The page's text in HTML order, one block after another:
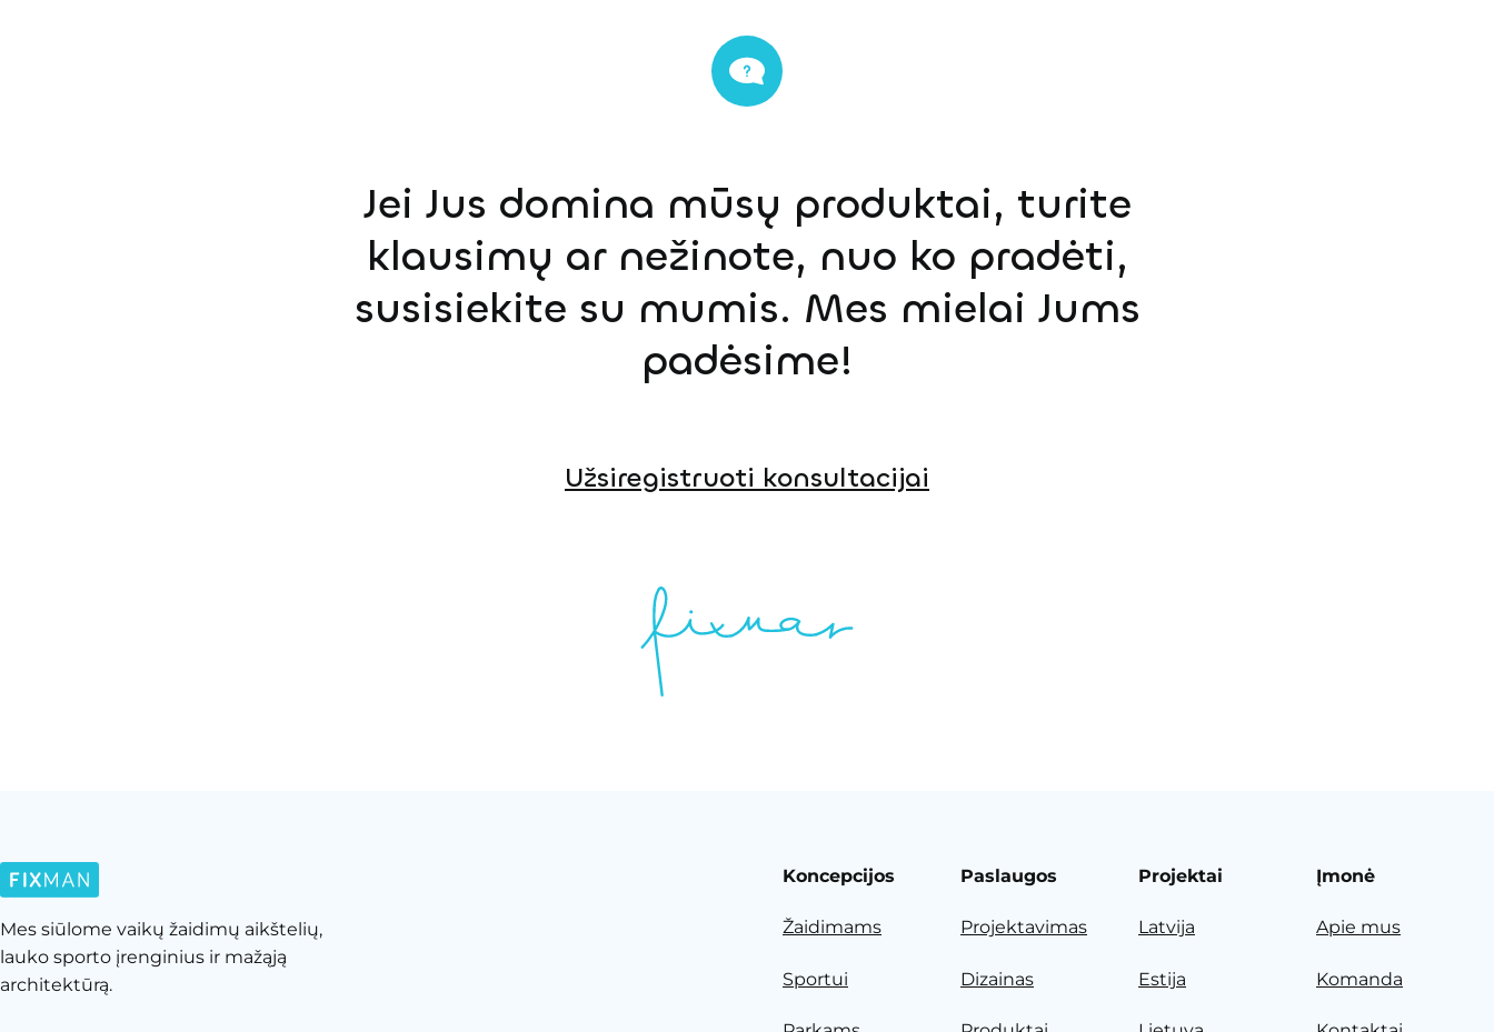
Jei Jus domina mūsų produktai, turite
klausimų ar nežinote, nuo ko pradėti,
susisiekite su mumis. Mes mielai Jums
padėsime!
Užsiregistruoti konsultacijai
Mes siūlome vaikų žaidimų aikštelių,
lauko sporto įrenginius ir mažąją
architektūrą.
Koncepcijos
Žaidimams
Sportui
Paslaugos
Projektavimas
Dizainas
Projektai
Latvija
Estija
Įmonė
Apie mus
Komanda